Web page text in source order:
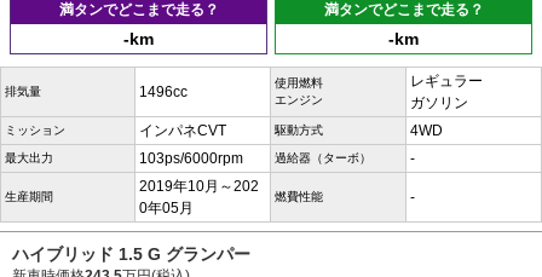
満タンでどこまで走る？
-km
満タンでどこまで走る？
-km
排気量 1496cc
使用燃料
エンジン
レギュラー
ガソリン
ミッション インパネCVT 駆動方式 4WD
最大出力 103ps/6000rpm 過給器（ターボ） -
生産期間
2019年10月～202
0年05月
燃費性能 -
ハイブリッド 1.5 G グランパー